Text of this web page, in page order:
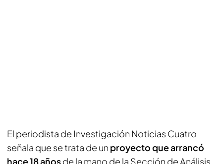
El periodista de Investigación Noticias Cuatro
señala que se trata de un proyecto que arrancó
hace 18 añosde la mano de la Sección de Análisis